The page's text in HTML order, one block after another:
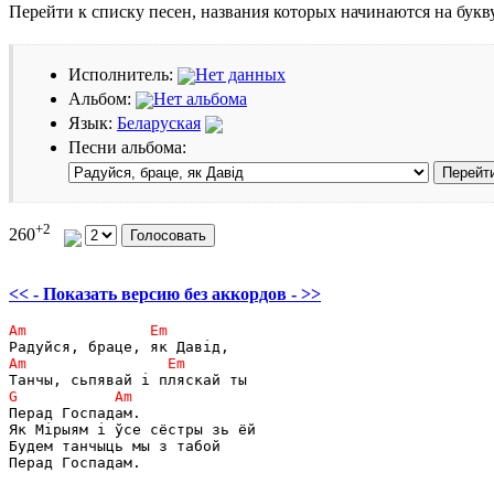
Перейти к списку песен, названия которых начинаются на
Исполнитель:
Нет данных
Альбом:
Нет альбома
Язык: Беларуская
Песни альбома:
260+2
<< - Показать версию без аккордов - >>
Перад Госпадам.
Як Мірыям і ўсе сёстры зь ёй
Будем танчыць мы з табой
Перад Госпадам.